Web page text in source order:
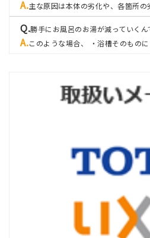
主な原因は本体の劣化や、各箇所の
勝手にお風呂のお湯が減っていく
このような場合、 ・浴槽そのものに